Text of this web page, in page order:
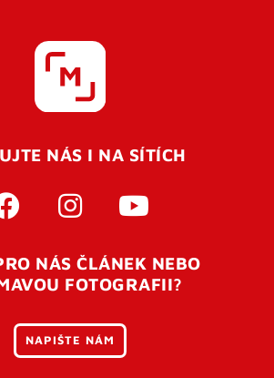
NÁS I NA SÍTÍCH
NÁS ČLÁNEK NEBO
FOTOGRAFII?
NAPIŠTE NÁM